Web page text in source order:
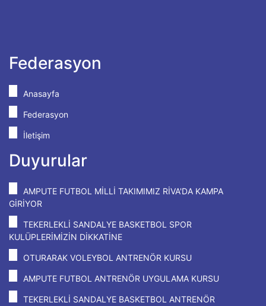
Federasyon
Anasayfa
Federasyon
İletişim
Duyurular
AMPUTE FUTBOL MİLLİ TAKIMIMIZ RİVA'DA KAMPA
GİRİYOR
TEKERLEKLİ SANDALYE BASKETBOL SPOR
KULÜPLERİMİZİN DİKKATİNE
OTURARAK VOLEYBOL ANTRENÖR KURSU
AMPUTE FUTBOL ANTRENÖR UYGULAMA KURSU
TEKERLEKLİ SANDALYE BASKETBOL ANTRENÖR